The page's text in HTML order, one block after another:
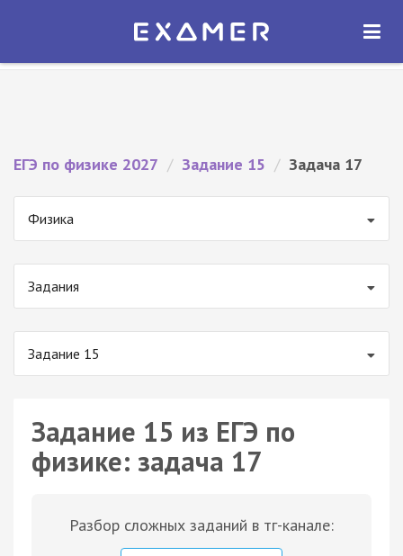
Экзамер — ЕГЭ 2027
ОТКРЫТЬ
ЕГЭ по физике 2027 / Задание 15 / Задача 17
Физика
Задания
Задание 15
Задание 15 из ЕГЭ по
физике: задача 17
Разбор сложных заданий в тг-канале: